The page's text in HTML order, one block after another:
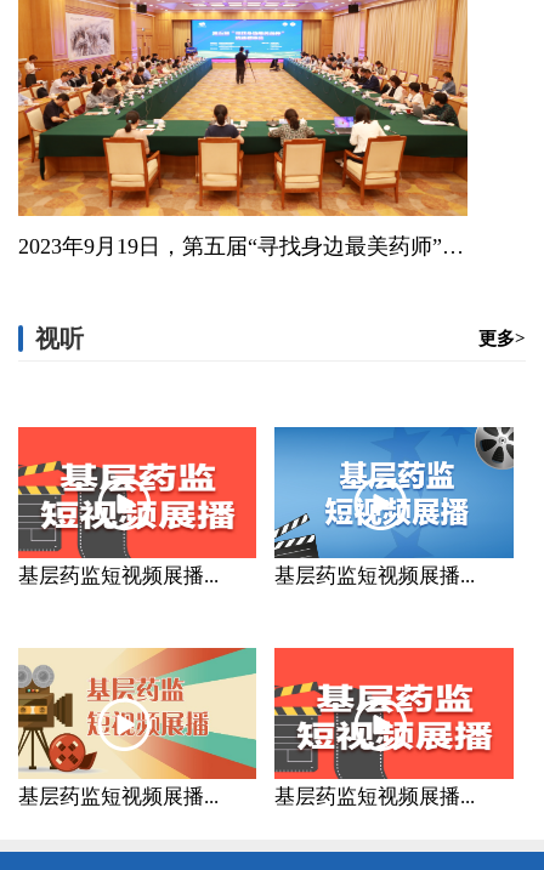
2023年9月19日，第五届“寻找身边最美药师”活动初审会在北京召开。
视听 更多>
基层药监短视频展播... 基层药监短视频展播...
基层药监短视频展播... 基层药监短视频展播...